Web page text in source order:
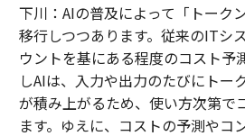
下川：AIの普及によって「トーク
移行しつつあります。従来のITシ
ウントを基にある程度のコスト予
しAIは、入力や出力のたびにトー
が積み上がるため、使い方次第で
ます。ゆえに、コストの予測やコ